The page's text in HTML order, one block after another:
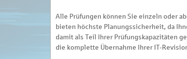
Alle Prüfungen können Sie einzeln oder
bieten höchste Planungssicherheit, da
damit als Teil Ihrer Prüfungskapazitäten
die komplette Übernahme Ihrer IT-